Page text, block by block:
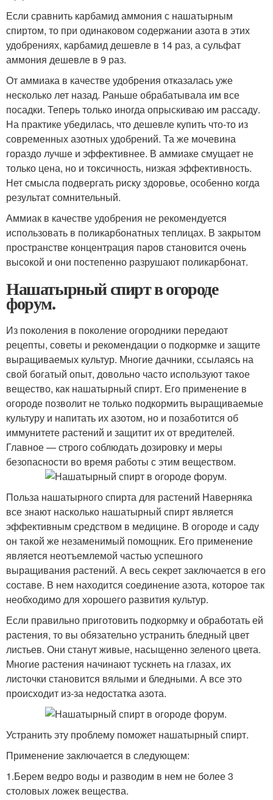
Если сравнить карбамид аммония с нашатырным
спиртом, то при одинаковом содержании азота в этих
удобрениях, карбамид дешевле в 14 раз, а сульфат
аммония дешевле в 9 раз.
От аммиака в качестве удобрения отказалась уже
несколько лет назад. Раньше обрабатывала им все
посадки. Теперь только иногда опрыскиваю им рассаду.
На практике убедилась, что дешевле купить что-то из
современных азотных удобрений. Та же мочевина
гораздо лучше и эффективнее. В аммиаке смущает не
только цена, но и токсичность, низкая эффективность.
Нет смысла подвергать риску здоровье, особенно когда
результат сомнительный.
Аммиак в качестве удобрения не рекомендуется
использовать в поликарбонатных теплицах. В закрытом
пространстве концентрация паров становится очень
высокой и они постепенно разрушают поликарбонат.
Нашатырный спирт в огороде
форум.
Из поколения в поколение огородники передают
рецепты, советы и рекомендации о подкормке и защите
выращиваемых культур. Многие дачники, ссылаясь на
свой богатый опыт, довольно часто используют такое
вещество, как нашатырный спирт. Его применение в
огороде позволит не только подкормить выращиваемые
культуру и напитать их азотом, но и позаботится об
иммунитете растений и защитит их от вредителей.
Главное — строго соблюдать дозировку и меры
безопасности во время работы с этим веществом.
Польза нашатырного спирта для растений Наверняка
все знают насколько нашатырный спирт является
эффективным средством в медицине. В огороде и саду
он такой же незаменимый помощник. Его применение
является неотъемлемой частью успешного
выращивания растений. А весь секрет заключается в его
составе. В нем находится соединение азота, которое так
необходимо для хорошего развития культур.
Если правильно приготовить подкормку и обработать ей
растения, то вы обязательно устранить бледный цвет
листьев. Они станут живые, насыщенно зеленого цвета.
Многие растения начинают тускнеть на глазах, их
листочки становится вялыми и бледными. А все это
происходит из-за недостатка азота.
Устранить эту проблему поможет нашатырный спирт.
Применение заключается в следующем:
1.Берем ведро воды и разводим в нем не более 3
столовых ложек вещества.